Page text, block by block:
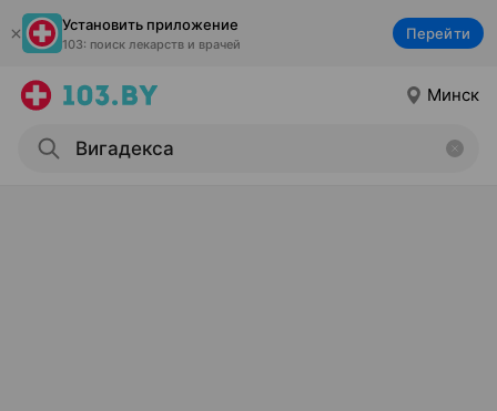
Установить приложение
103: поиск лекарств и врачей
Перейти
Минск